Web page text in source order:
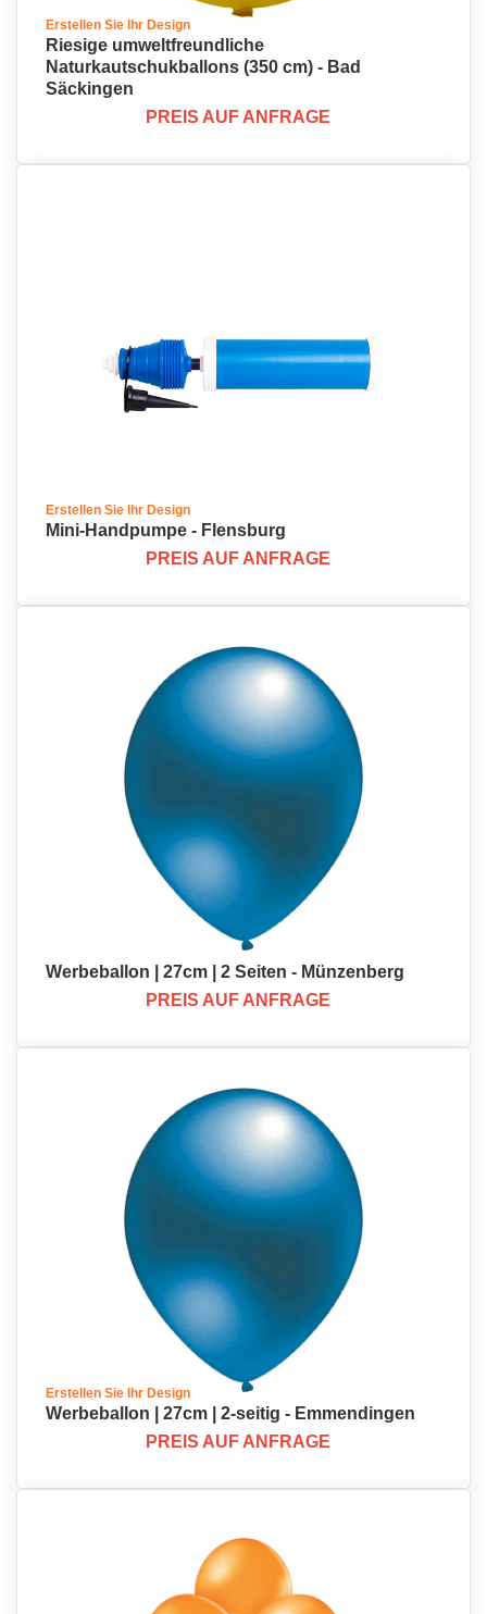
Erstellen Sie Ihr Design
Riesige umweltfreundliche
Naturkautschukballons (350 cm) - Bad
Säckingen
PREIS AUF ANFRAGE
Erstellen Sie Ihr Design
Mini-Handpumpe - Flensburg
PREIS AUF ANFRAGE
Werbeballon | 27cm | 2 Seiten - Münzenberg
PREIS AUF ANFRAGE
Erstellen Sie Ihr Design
Werbeballon | 27cm | 2-seitig - Emmendingen
PREIS AUF ANFRAGE